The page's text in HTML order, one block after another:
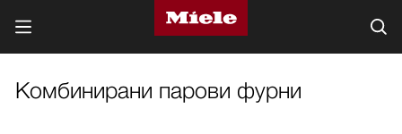
Комбинирани парови фурни